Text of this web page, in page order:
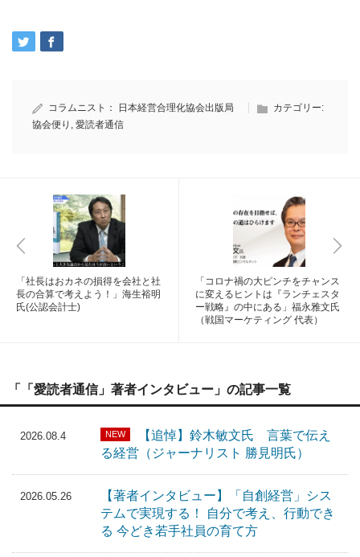
コラムニスト： 日本経営合理化協会出版局
カテゴリー:
協会便り
愛読者通信
「社長はおカネの損得を会社と社
長の合算で考えよう！」海生裕明
氏(公認会計士)
「コロナ禍の大ピンチをチャンス
に変えるヒントは『ランチェスタ
ー戦略』の中にある」福永雅文氏
（戦国マーケティング 代表）
「「愛読者通信」著者インタビュー」の記事一覧
2026.08.4 NEW
【追悼】鈴木敏文氏 言葉で伝え
る経営（ジャーナリスト 勝見明氏）
2026.05.26
【著者インタビュー】「自創経営」シス
テムで実現する！ 自分で考え、行動でき
る 今どき若手社員の育て方